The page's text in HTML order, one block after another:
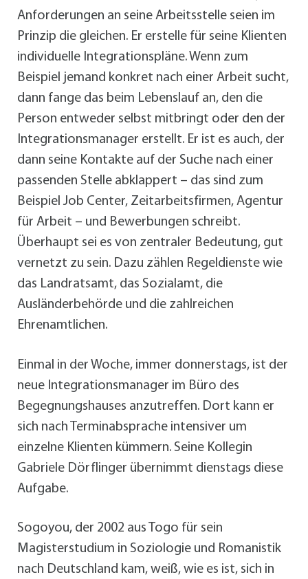
Anforderungen an seine Arbeitsstelle seien im
Prinzip die gleichen. Er erstelle für seine Klienten
individuelle Integrationspläne. Wenn zum
Beispiel jemand konkret nach einer Arbeit sucht,
dann fange das beim Lebenslauf an, den die
Person entweder selbst mitbringt oder den der
Integrationsmanager erstellt. Er ist es auch, der
dann seine Kontakte auf der Suche nach einer
passenden Stelle abklappert – das sind zum
Beispiel Job Center, Zeitarbeitsfirmen, Agentur
für Arbeit – und Bewerbungen schreibt.
Überhaupt sei es von zentraler Bedeutung, gut
vernetzt zu sein. Dazu zählen Regeldienste wie
das Landratsamt, das Sozialamt, die
Ausländerbehörde und die zahlreichen
Ehrenamtlichen.
Einmal in der Woche, immer donnerstags, ist der
neue Integrationsmanager im Büro des
Begegnungshauses anzutreffen. Dort kann er
sich nach Terminabsprache intensiver um
einzelne Klienten kümmern. Seine Kollegin
Gabriele Dörflinger übernimmt dienstags diese
Aufgabe.
Sogoyou, der 2002 aus Togo für sein
Magisterstudium in Soziologie und Romanistik
nach Deutschland kam, weiß, wie es ist, sich in